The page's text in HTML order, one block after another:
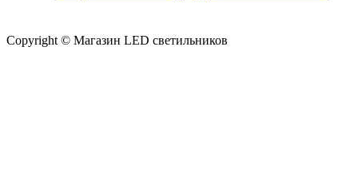
Copyright © Магазин LED светильников